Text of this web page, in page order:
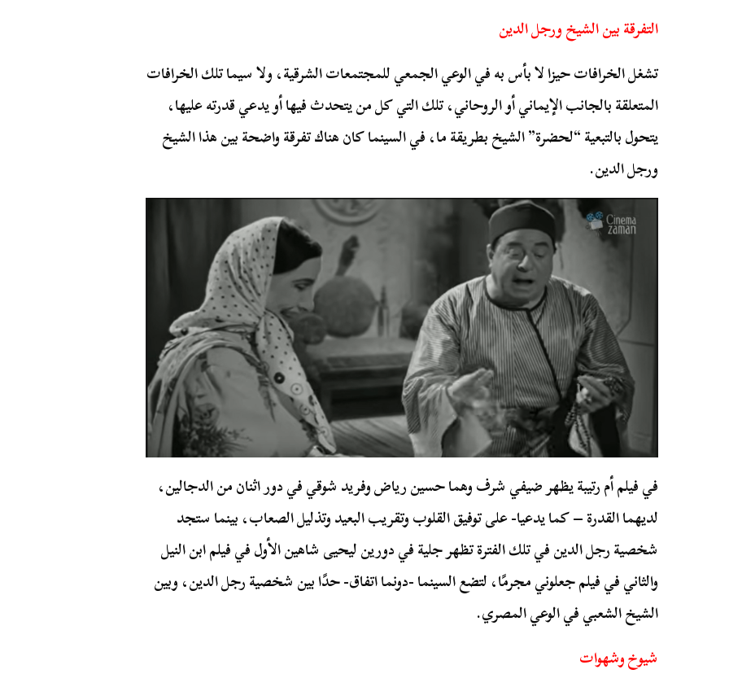
التفرقة بين الشيخ ورجل الدين
تشغل الخرافات حيزا لا بأس به في الوعي الجمعي للمجتمعات الشرقية، ولا سيما تلك الخرافات
المتعلقة بالجانب الإيماني أو الروحاني، تلك التي كل من يتحدث فيها أو يدعي قدرته عليها،
يتحول بالتبعية “لحضرة” الشيخ بطريقة ما، في السينما كان هناك تفرقة واضحة بين هذا الشيخ
ورجل الدين.
في فيلم أم رتيبة يظهر ضيفي شرف وهما حسين رياض وفريد شوقي في دور اثنان من الدجالين،
لديهما القدرة – كما يدعيا- على توفيق القلوب وتقريب البعيد وتذليل الصعاب، بينما ستجد
شخصية رجل الدين في تلك الفترة تظهر جلية في دورين ليحيى شاهين الأول في فيلم ابن النيل
والثاني في فيلم جعلوني مجرمًا، لتضع السينما -دونما اتفاق- حدًا بين شخصية رجل الدين، وبين
الشيخ الشعبي في الوعي المصري.
شيوخ وشهوات